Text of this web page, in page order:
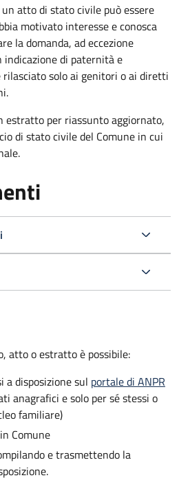
atto di stato civile può essere
motivato interesse e conosca
la domanda, ad eccezione
indicazione di paternità e
solo ai genitori o ai diretti
estratto per riassunto aggiornato,
di stato civile del Comune in cui
atto o estratto è possibile:
a disposizione sul portale di ANPR
anagrafici e solo per sé stessi o
familiare)
Comune
e trasmettendo la